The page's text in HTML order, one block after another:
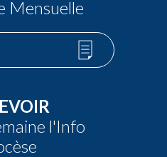
Mensuelle
l'Info